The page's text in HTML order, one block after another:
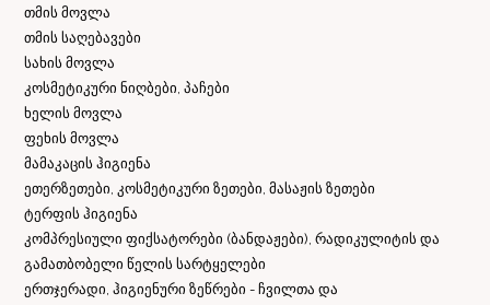
თმის მოვლა
თმის საღებავები
სახის მოვლა
კოსმეტიკური ნიღბები, პაჩები
ხელის მოვლა
ფეხის მოვლა
მამაკაცის ჰიგიენა
ეთერზეთები, კოსმეტიკური ზეთები, მასაჟის ზეთები
ტერფის ჰიგიენა
კომპრესიული ფიქსატორები (ბანდაჟები), რადიკულიტის და
გამათბობელი წელის სარტყელები
ერთჯერადი, ჰიგიენური ზეწრები - ჩვილთა და